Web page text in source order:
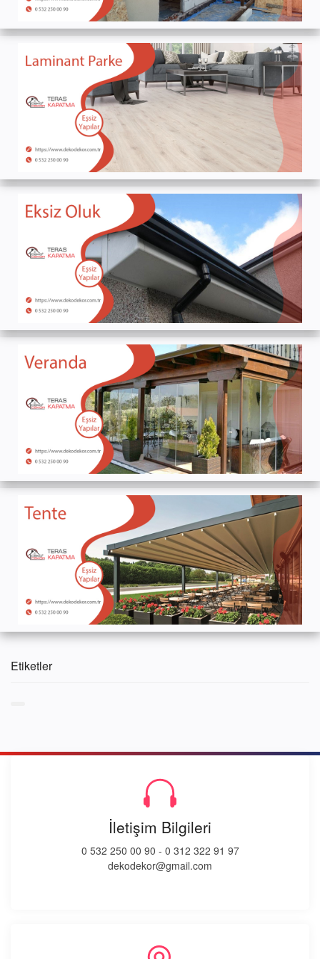
Etiketler
İletişim Bilgileri
0 532 250 00 90 - 0 312 322 91 97
dekodekor@gmail.com